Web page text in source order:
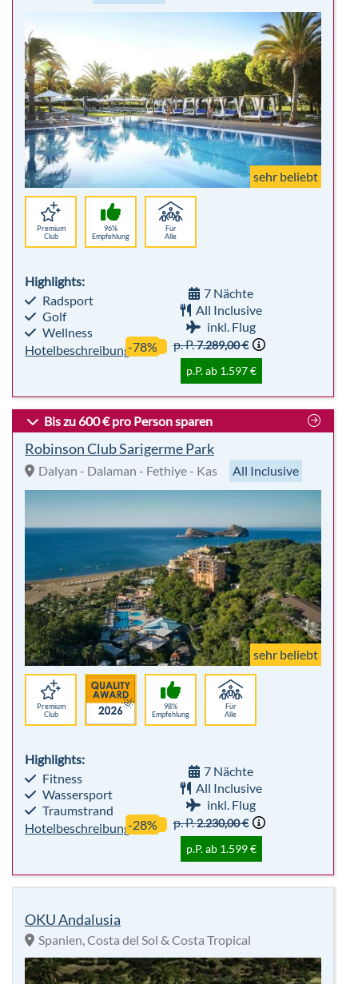
sehr beliebt
Premium
Club
96%
Empfehlung
Für
Alle
Highlights:
Radsport
Golf
Wellness
Hotelbeschreibung
7 Nächte
All Inclusive
p. P.
Bis zu 600 € pro Person sparen
Robinson Club Sarigerme Park
Dalyan - Dalaman - Fethiye - Kas All Inclusive
sehr beliebt
Premium
Club
98%
Empfehlung
Für
Alle
Highlights:
Fitness
Wassersport
Traumstrand
Hotelbeschreibung
7 Nächte
All Inclusive
inkl. Flug
-28%
p. P.
2.230,00 €
p.P. ab 1.599 €
OKU Andalusia
Spanien, Costa del Sol & Costa Tropical